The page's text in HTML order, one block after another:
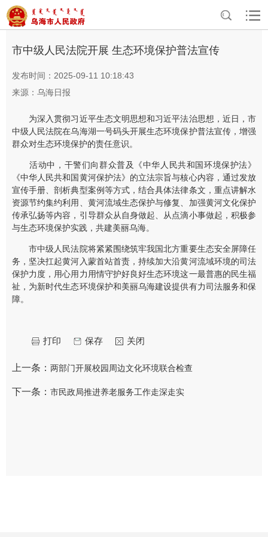
首页>资讯中心 > 部门动态
市中级人民法院开展 生态环境保护普法宣传
发布时间：2025-09-11 10:18:43
来源：乌海日报
为深入贯彻习近平生态文明思想和习近平法治思想，近日，市
中级人民法院在乌海湖一号码头开展生态环境保护普法宣传，增强
群众对生态环境保护的责任意识。
活动中，干警们向群众普及《中华人民共和国环境保护法》
《中华人民共和国黄河保护法》的立法宗旨与核心内容，通过发放
宣传手册、剖析典型案例等方式，结合具体法律条文，重点讲解水
资源节约集约利用、黄河流域生态保护与修复、加强黄河文化保护
传承弘扬等内容，引导群众从自身做起、从点滴小事做起，积极参
与生态环境保护实践，共建美丽乌海。
市中级人民法院将紧紧围绕筑牢我国北方重要生态安全屏障任
务，坚决扛起黄河入蒙首站首责，持续加大沿黄河流域环境的司法
保护力度，用心用力用情守护好良好生态环境这一最普惠的民生福
祉，为新时代生态环境保护和美丽乌海建设提供有力司法服务和保
障。
关闭
保存
打印
上一条： 两部门开展校园周边文化环境联合检查
下一条： 市民政局推进养老服务工作走深走实